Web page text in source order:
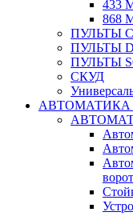
433
868
ПУЛЬТЫ
ПУЛЬТЫ
ПУЛЬТЫ
СКУД
АВТОМАТИКА
ворот